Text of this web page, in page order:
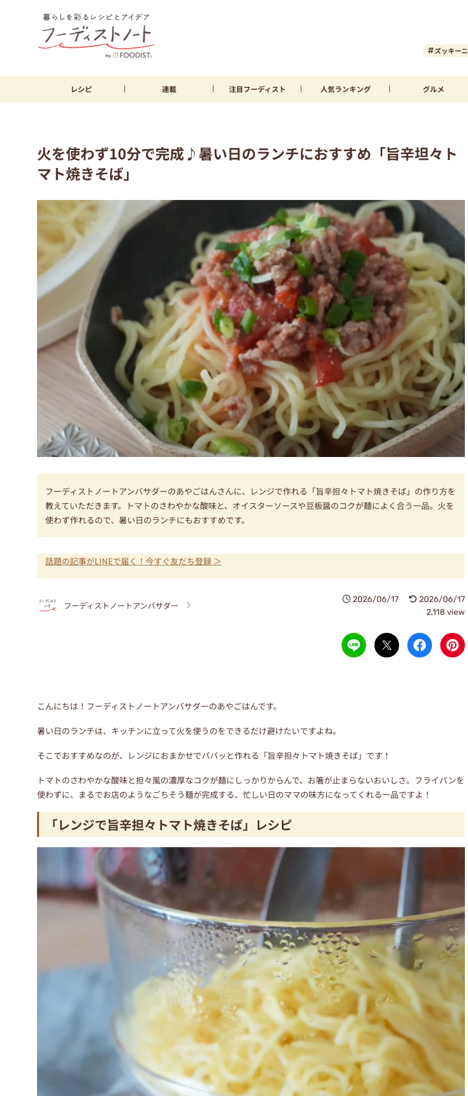
ズッキーニ
レシピ 連載 注目フーディスト 人気ランキング グルメ
火を使わず10分で完成♪暑い日のランチにおすすめ「旨辛坦々ト
マト焼きそば」
フーディストノートアンバサダーのあやごはんさんに、レンジで作れる「旨辛担々トマト焼きそば」の作り方を
教えていただきます。トマトのさわやかな酸味と、オイスターソースや豆板醤のコクが麺によく合う一品。火を
使わず作れるので、暑い日のランチにもおすすめです。
話題の記事がLINEで届く！今すぐ友だち登録 ＞
フーディストノートアンバサダー
2026/06/17
2026/06/17
2,118 view
こんにちは！フーディストノートアンバサダーのあやごはんです。
暑い日のランチは、キッチンに立って火を使うのをできるだけ避けたいですよね。
そこでおすすめなのが、レンジにおまかせでパパッと作れる「旨辛担々トマト焼きそば」です！
トマトのさわやかな酸味と担々風の濃厚なコクが麺にしっかりからんで、お箸が止まらないおいしさ。フライパンを
使わずに、まるでお店のようなごちそう麺が完成する、忙しい日のママの味方になってくれる一品ですよ！
「レンジで旨辛担々トマト焼きそば」レシピ